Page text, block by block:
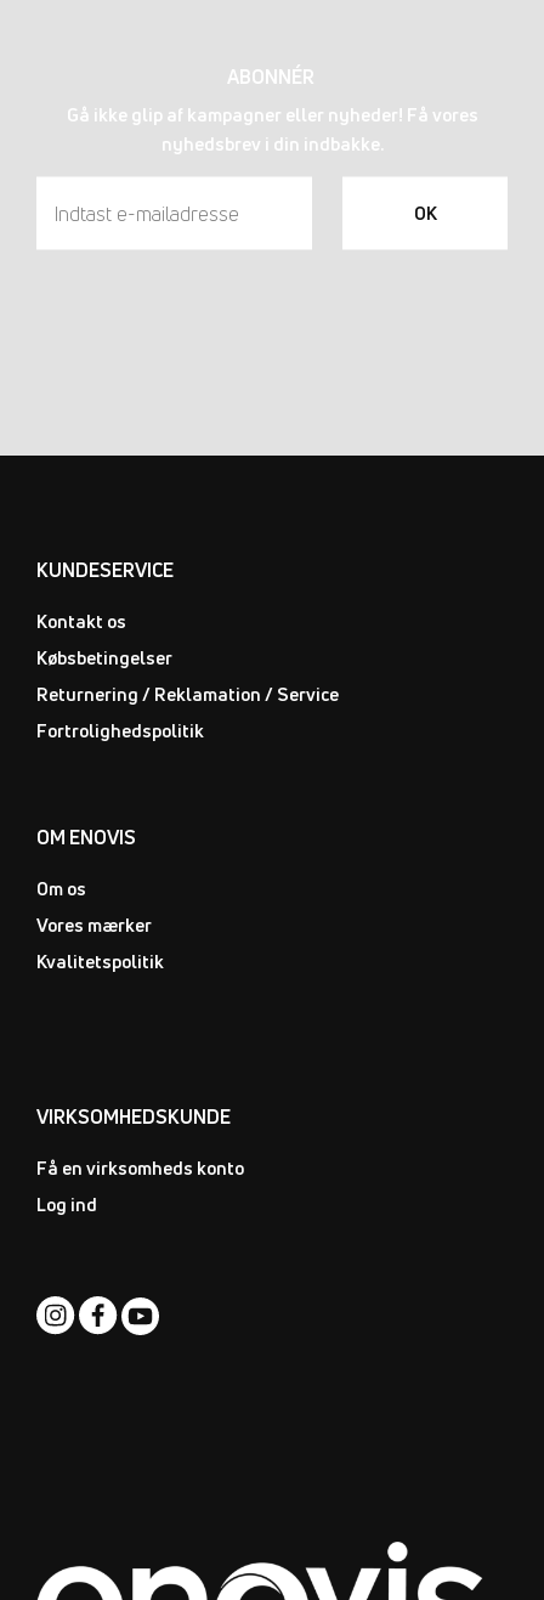
ABONNÉR
Gå ikke glip af kampagner eller nyheder! Få vores
nyhedsbrev i din indbakke.
OK
KUNDESERVICE
Kontakt os
Købsbetingelser
Returnering / Reklamation / Service
Fortrolighedspolitik
OM ENOVIS
Om os
Vores mærker
Kvalitetspolitik
VIRKSOMHEDSKUNDE
Få en virksomheds konto
Log ind